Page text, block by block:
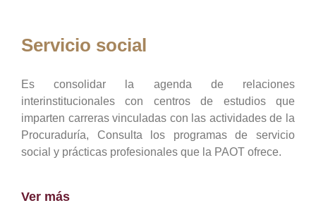
Servicio social
Es consolidar la agenda de relaciones
interinstitucionales con centros de estudios que
imparten carreras vinculadas con las actividades de la
Procuraduría, Consulta los programas de servicio
social y prácticas profesionales que la PAOT ofrece.
Ver más